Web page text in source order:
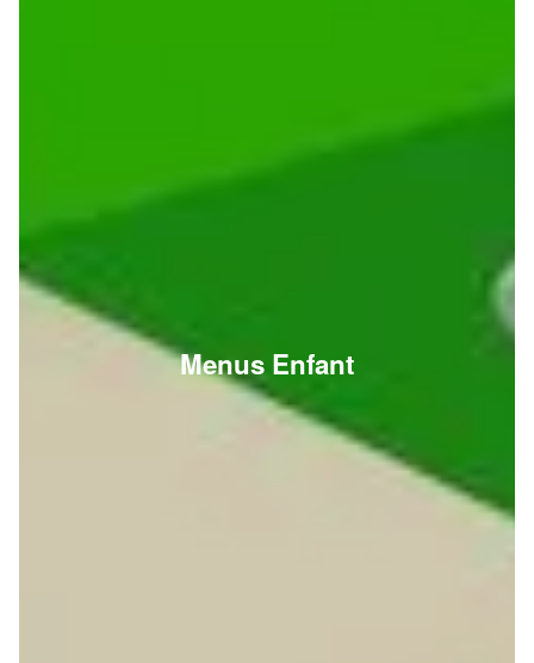
Menus Enfant